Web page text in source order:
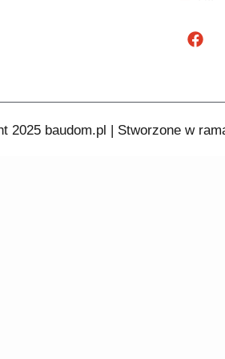
2025 baudom.pl | Stworzone w